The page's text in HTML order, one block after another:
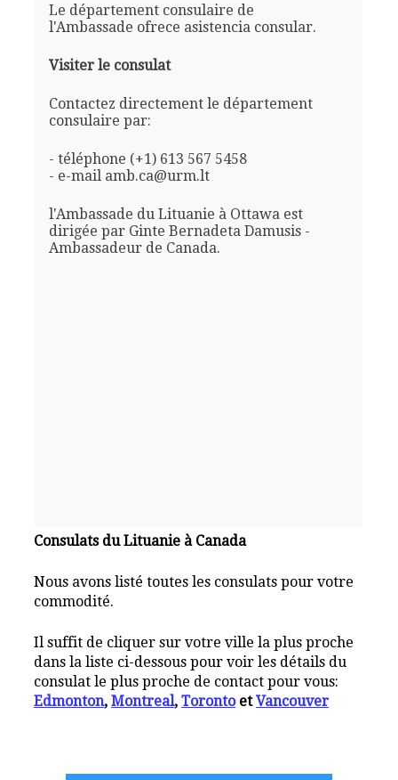
Le département consulaire de
l'Ambassade ofrece asistencia consular.
Visiter le consulat
Contactez directement le département
consulaire par:
- téléphone (+1) 613 567 5458
- e-mail amb.ca@urm.lt
l'Ambassade du Lituanie à Ottawa est
dirigée par Ginte Bernadeta Damusis -
Ambassadeur de Canada.
Consulats du Lituanie à Canada
Nous avons listé toutes les consulats pour votre
commodité.
Il suffit de cliquer sur votre ville la plus proche
dans la liste ci-dessous pour voir les détails du
consulat le plus proche de contact pour vous:
Edmonton,Montreal,TorontoetVancouver